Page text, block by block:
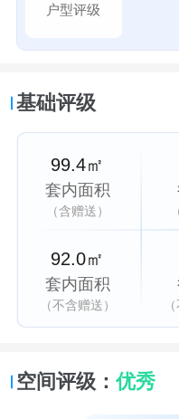
户型评级
基础评级
99.4㎡
套内面积
（含赠送）
92.0㎡
套内面积
（不含赠送）
空间评级： 优秀